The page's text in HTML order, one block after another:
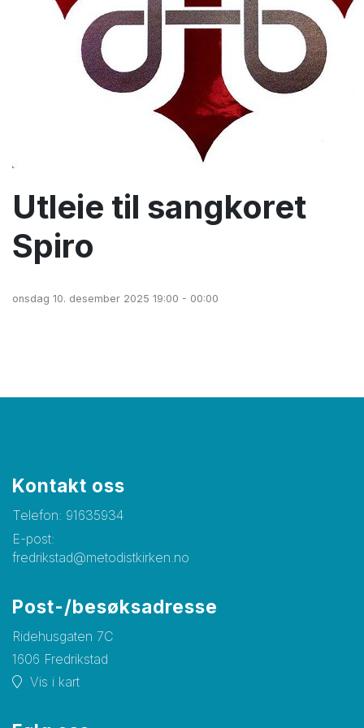
Utleie til sangkoret
Spiro
onsdag 10. desember 2025 19:00 - 00:00
Kontakt oss
Telefon: 91635934
E-post:
fredrikstad@metodistkirken.no
Post-/besøksadresse
Ridehusgaten 7C
1606 Fredrikstad
Vis i kart